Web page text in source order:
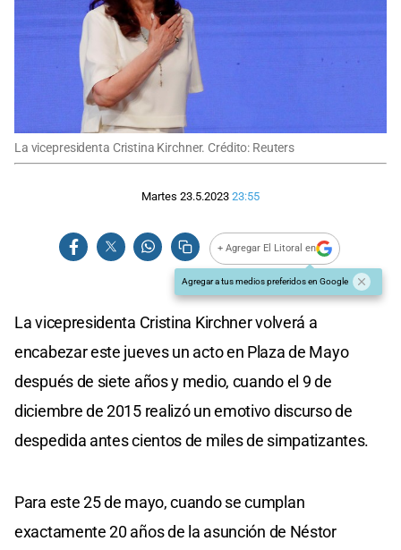
La vicepresidenta Cristina Kirchner. Crédito: Reuters
Martes 23.5.2023 23:55
+ Agregar El Litoral en
Agregar a tus medios preferidos en Google
La vicepresidenta Cristina Kirchner volverá a
encabezar este jueves un acto en Plaza de Mayo
después de siete años y medio, cuando el 9 de
diciembre de 2015 realizó un emotivo discurso de
despedida antes cientos de miles de simpatizantes.
Para este 25 de mayo, cuando se cumplan
exactamente 20 años de la asunción de Néstor